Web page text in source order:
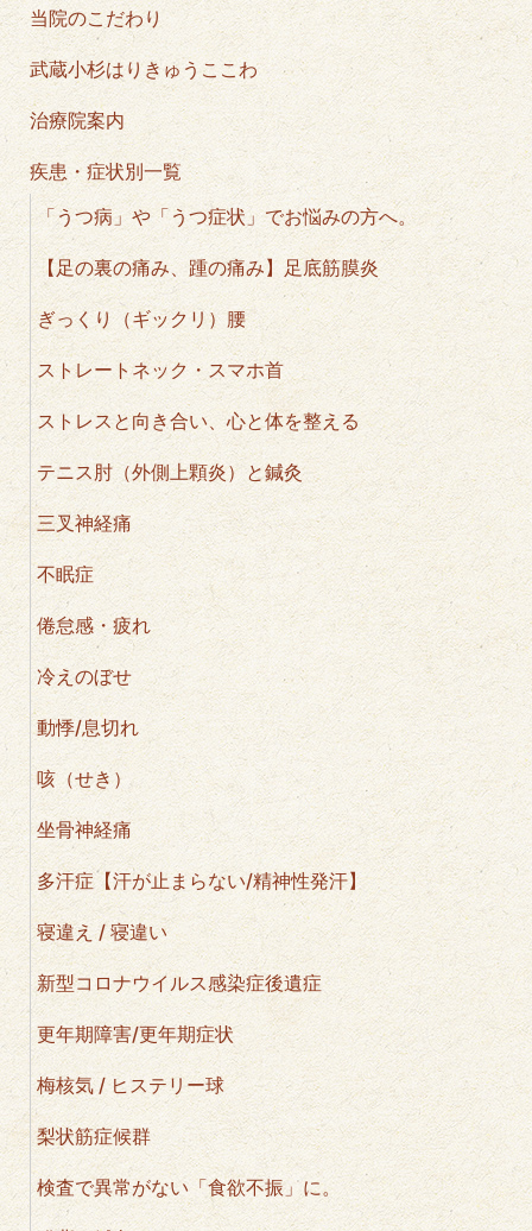
当院のこだわり
武蔵小杉はりきゅうここわ
治療院案内
疾患・症状別一覧
「うつ病」や「うつ症状」でお悩みの方へ。
【足の裏の痛み、踵の痛み】足底筋膜炎
ぎっくり（ギックリ）腰
ストレートネック・スマホ首
ストレスと向き合い、心と体を整える
テニス肘（外側上顆炎）と鍼灸
三叉神経痛
不眠症
倦怠感・疲れ
冷えのぼせ
動悸/息切れ
咳（せき）
坐骨神経痛
多汗症【汗が止まらない/精神性発汗】
寝違え / 寝違い
新型コロナウイルス感染症後遺症
更年期障害/更年期症状
梅核気 / ヒステリー球
梨状筋症候群
検査で異常がない「食欲不振」に。